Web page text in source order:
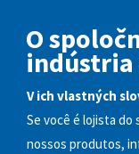
O
V ich vlastných
Se você é lojista
nossos produtos,